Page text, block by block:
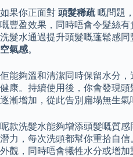
如果你正面對 頭髮稀疏嘅問題
嘅豐盈效果，同時唔會令髮絲有
洗髮水通過提升頭髮嘅蓬鬆感
空氣感。
佢能夠溫和清潔同時保留水分
健康。持續使用後，你會發現頭
逐漸增加，從此告別扁塌無生氣
呢款洗髮水能夠增添頭髮嘅質
潛力，每次洗頭都幫你重拾自
外觀，同時唔會犧牲水分或增加